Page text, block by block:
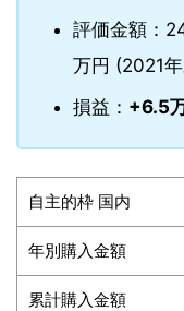
評価金額：
万円 (2021
損益： +6.5
自主的枠 国内
年別購入金額
累計購入金額